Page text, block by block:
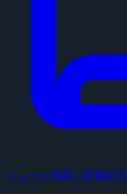
ニュース投稿・情報提供